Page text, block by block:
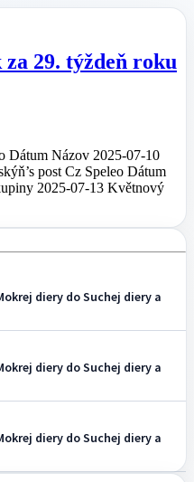
29. týždeň roku
Dátum Názov 2025-07-10
post Cz Speleo Dátum
2025-07-13 Květnový
diery do Suchej diery a
diery do Suchej diery a
diery do Suchej diery a